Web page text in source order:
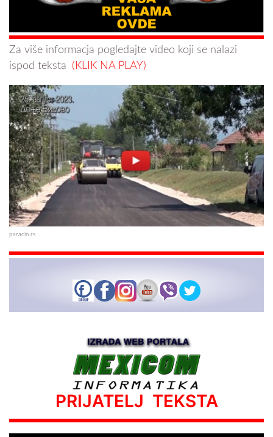
Za više informacja pogledajte video koji se nalazi
ispod teksta
(KLIK NA PLAY)
paracin.rs
PRIJATELJ TEKSTA